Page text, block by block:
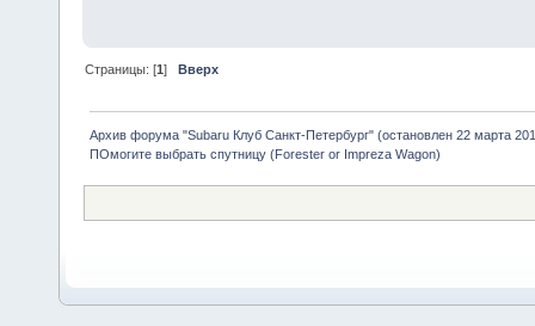
Страницы: [1] Вверх
Архив форума "Subaru Клуб Санкт-Петербург" (остановлен 22 марта
ПОмогите выбрать спутницу (Forester or Impreza Wagon)